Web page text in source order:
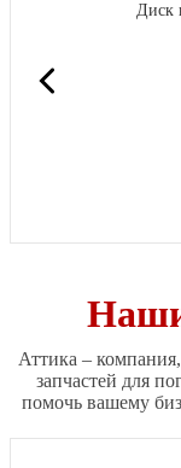
Диск
Аттика –
запчастей для
помочь вашему